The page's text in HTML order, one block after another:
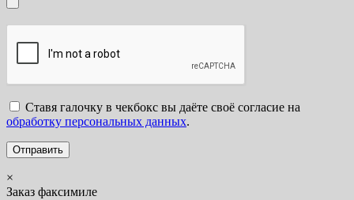
Ставя галочку в чекбокс вы даёте своё согласие на
обработку персональных данных.
×
Заказ факсимиле